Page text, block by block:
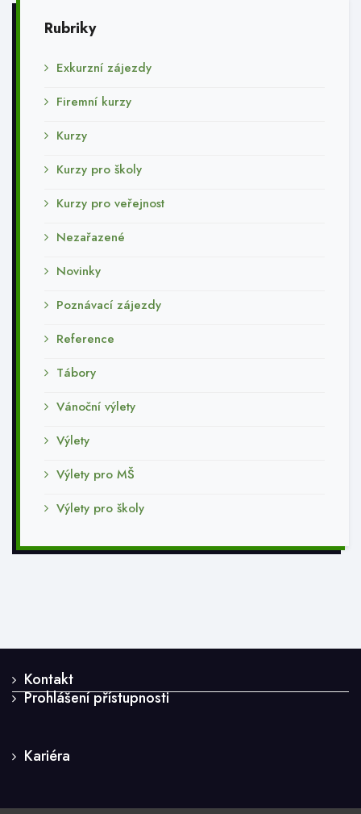
Rubriky
Exkurzní zájezdy
Firemní kurzy
Kurzy
Kurzy pro školy
Kurzy pro veřejnost
Nezařazené
Novinky
Poznávací zájezdy
Reference
Tábory
Vánoční výlety
Výlety
Výlety pro MŠ
Výlety pro školy
Kontakt
Prohlášení přístupnosti
Kariéra